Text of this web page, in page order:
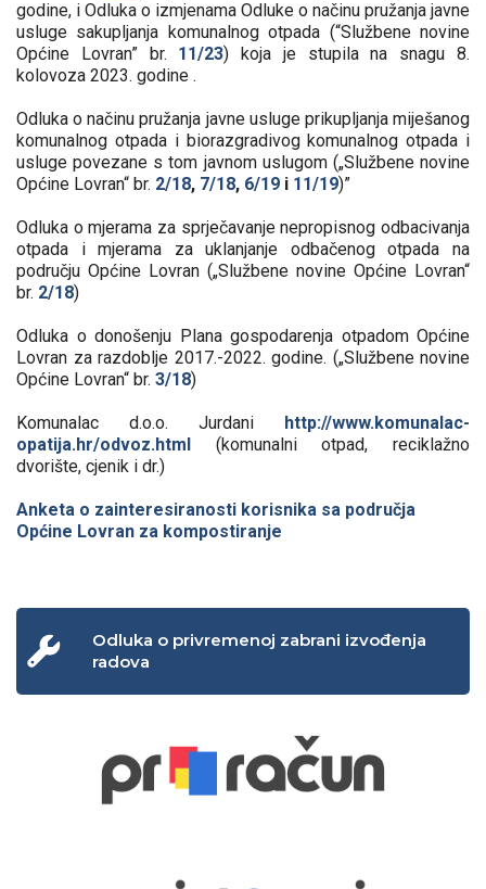
godine, i Odluka o izmjenama Odluke o načinu pružanja javne
usluge sakupljanja komunalnog otpada (“Službene novine
Općine Lovran” br. 11/23) koja je stupila na snagu 8.
kolovoza 2023. godine .
Odluka o načinu pružanja javne usluge prikupljanja miješanog
komunalnog otpada i biorazgradivog komunalnog otpada i
usluge povezane s tom javnom uslugom („Službene novine
Općine Lovran“ br. 2/18, 7/18, 6/19 i 11/19)”
Odluka o mjerama za sprječavanje nepropisnog odbacivanja
otpada i mjerama za uklanjanje odbačenog otpada na
području Općine Lovran („Službene novine Općine Lovran“
br. 2/18)
Odluka o donošenju Plana gospodarenja otpadom Općine
Lovran za razdoblje 2017.-2022. godine. („Službene novine
Općine Lovran“ br. 3/18)
Komunalac d.o.o. Jurdani http://www.komunalac-
opatija.hr/odvoz.html (komunalni otpad, reciklažno
dvorište, cjenik i dr.)
Anketa o zainteresiranosti korisnika sa područja
Općine Lovran za kompostiranje
Odluka o privremenoj zabrani izvođenja
radova